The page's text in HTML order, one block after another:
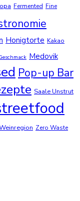
Fermented Fine
Honigtorte Kakao
Medovik
Pop-up Bar
Saale Unstrut
Zero Waste